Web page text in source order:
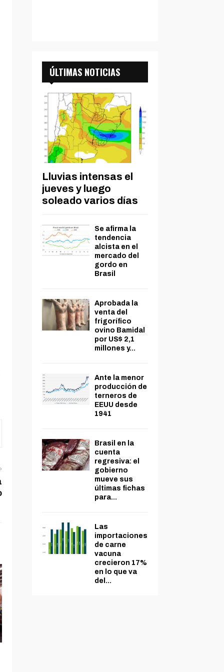
ÚLTIMAS NOTICIAS
Lluvias intensas el
jueves y luego
soleado varios días
Se afirma la
tendencia
alcista en el
mercado del
gordo en
Brasil
Aprobada la
venta del
frigorífico
ovino Bamidal
por US$ 2,1
millones y...
Ante la menor
producción de
terneros de
EEUU desde
1941
Brasil en la
cuenta
regresiva: el
gobierno
mueve sus
últimas fichas
para...
Las
importaciones
de carne
vacuna
crecieron 17%
en lo que va
del...